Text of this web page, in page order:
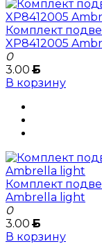
Комплект
XP8412005
0
3.00Б
В корзину
Комплект
Ambrella light
0
3.00Б
В корзину